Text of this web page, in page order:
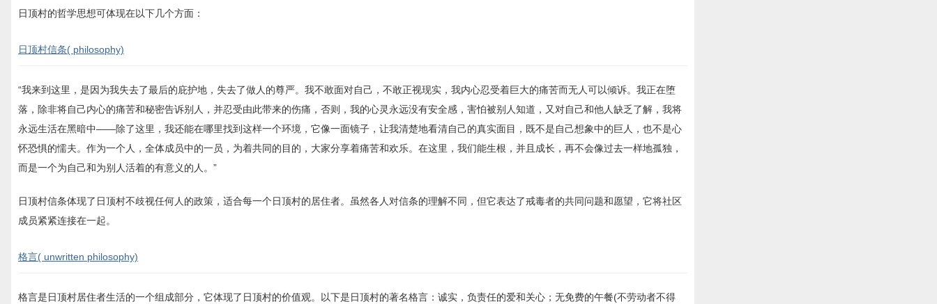
日顶村的哲学思想可体现在以下几个方面：
日顶村信条( philosophy)
“我来到这里，是因为我失去了最后的庇护地，失去了做人的尊严。我不敢面对自己，不敢正视现实，我内心忍受着巨大的痛苦而无人可以倾诉。我正在堕
落，除非将自己内心的痛苦和秘密告诉别人，并忍受由此带来的伤痛，否则，我的心灵永远没有安全感，害怕被别人知道，又对自己和他人缺乏了解，我将
永远生活在黑暗中——除了这里，我还能在哪里找到这样一个环境，它像一面镜子，让我清楚地看清自己的真实面目，既不是自己想象中的巨人，也不是心
怀恐惧的懦夫。作为一个人，全体成员中的一员，为着共同的目的，大家分享着痛苦和欢乐。在这里，我们能生根，并且成长，再不会像过去一样地孤独，
而是一个为自己和为别人活着的有意义的人。”
日顶村信条体现了日顶村不歧视任何人的政策，适合每一个日顶村的居住者。虽然各人对信条的理解不同，但它表达了戒毒者的共同问题和愿望，它将社区
成员紧紧连接在一起。
格言( unwritten philosophy)
格言是日顶村居住者生活的一个组成部分，它体现了日顶村的价值观。以下是日顶村的著名格言：诚实，负责任的爱和关心；无免费的午餐(不劳动者不得